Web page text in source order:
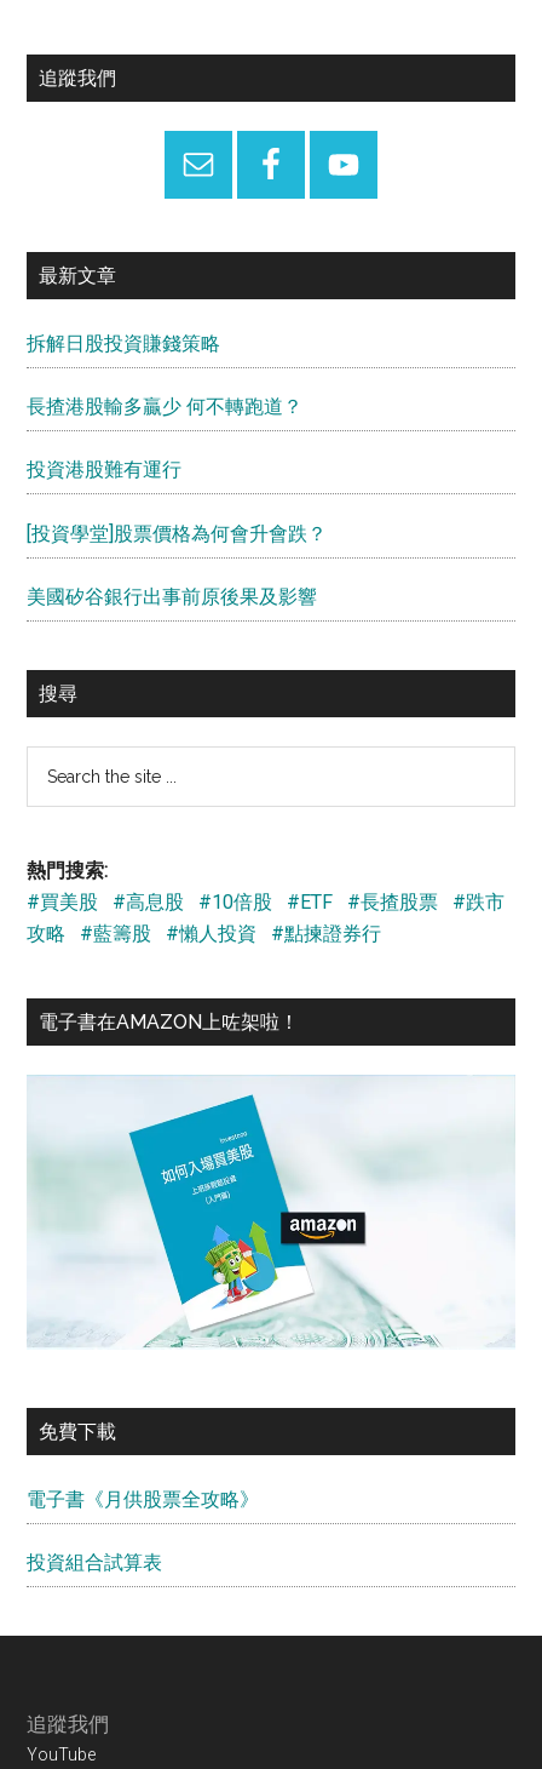
Primary
追蹤我們
最新文章
拆解日股投資賺錢策略
長揸港股輸多贏少 何不轉跑道？
投資港股難有運行
[投資學堂]股票價格為何會升會跌？
美國矽谷銀行出事前原後果及影響
搜尋
熱門搜索:
#買美股
#高息股 #10倍股 #ETF #長揸股票
#跌市
攻略
#藍籌股 #懶人投資 #點揀證券行
電子書在AMAZON上咗架啦！
免費下載
電子書《月供股票全攻略》
投資組合試算表
Footer
追蹤我們
YouTube